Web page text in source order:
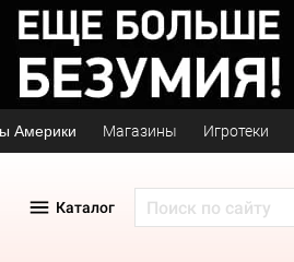
Америки Магазины Игротеки
Каталог